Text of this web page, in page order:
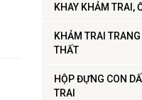
KHAY KHẢM TRAI,
KHẢM TRAI TRANG
THẤT
HỘP ĐỰNG CON
TRAI